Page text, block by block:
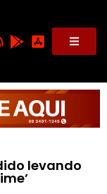
levando